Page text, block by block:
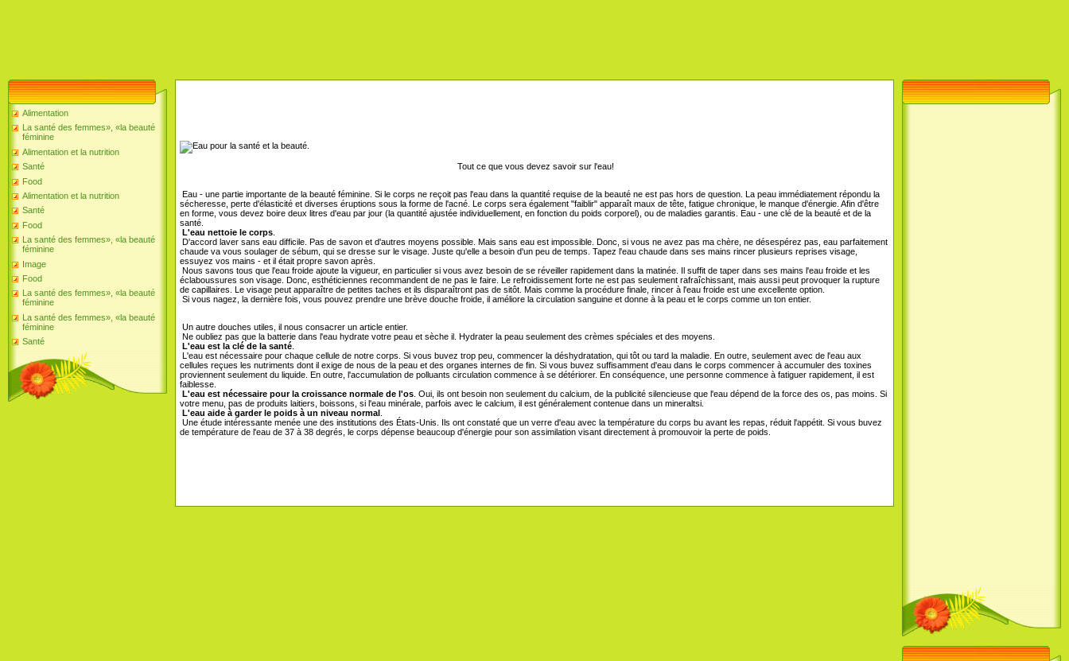
Alimentation
La santé des femmes», «la beauté
féminine
Alimentation et la nutrition
Santé
Food
Alimentation et la nutrition
Santé
Food
La santé des femmes», «la beauté
féminine
Image
Food
La santé des femmes», «la beauté
féminine
La santé des femmes», «la beauté
féminine
Santé
Tout ce que vous devez savoir sur l'eau!
Eau - une partie importante de la beauté féminine. Si le corps ne reçoit pas l'eau dans la quantité requise de la beauté ne est pas hors de question. La peau immédiatement répondu la
sécheresse, perte d'élasticité et diverses éruptions sous la forme de l'acné. Le corps sera également "faiblir" apparaît maux de tête, fatigue chronique, le manque d'énergie. Afin d'être
en forme, vous devez boire deux litres d'eau par jour (la quantité ajustée individuellement, en fonction du poids corporel), ou de maladies garantis. Eau - une clé de la beauté et de la
santé.
L'eau nettoie le corps
D'accord laver sans eau difficile. Pas de savon et d'autres moyens possible. Mais sans eau est impossible. Donc, si vous ne avez pas ma chère, ne désespérez pas, eau parfaitement
chaude va vous soulager de sébum, qui se dresse sur le visage. Juste qu'elle a besoin d'un peu de temps. Tapez l'eau chaude dans ses mains rincer plusieurs reprises visage,
essuyez vos mains - et il était propre savon après.
Nous savons tous que l'eau froide ajoute la vigueur, en particulier si vous avez besoin de se réveiller rapidement dans la matinée. Il suffit de taper dans ses mains l'eau froide et les
éclaboussures son visage. Donc, esthéticiennes recommandent de ne pas le faire. Le refroidissement forte ne est pas seulement rafraîchissant, mais aussi peut provoquer la rupture
de capillaires. Le visage peut apparaître de petites taches et ils disparaîtront pas de sitôt. Mais comme la procédure finale, rincer à l'eau froide est une excellente option.
Si vous nagez, la dernière fois, vous pouvez prendre une brève douche froide, il améliore la circulation sanguine et donne à la peau et le corps comme un ton entier.
Un autre douches utiles, il nous consacrer un article entier.
Ne oubliez pas que la batterie dans l'eau hydrate votre peau et sèche il. Hydrater la peau seulement des crèmes spéciales et des moyens.
L'eau est la clé de la santé
L'eau est nécessaire pour chaque cellule de notre corps. Si vous buvez trop peu, commencer la déshydratation, qui tôt ou tard la maladie. En outre, seulement avec de l'eau aux
cellules reçues les nutriments dont il exige de nous de la peau et des organes internes de fin. Si vous buvez suffisamment d'eau dans le corps commencer à accumuler des toxines
proviennent seulement du liquide. En outre, l'accumulation de polluants circulation commence à se détériorer. En conséquence, une personne commence à fatiguer rapidement, il est
faiblesse.
L'eau est nécessaire pour la croissance normale de l'os . Oui, ils ont besoin non seulement du calcium, de la publicité silencieuse que l'eau dépend de la force des os, pas moins. Si
votre menu, pas de produits laitiers, boissons, si l'eau minérale, parfois avec le calcium, il est généralement contenue dans un mineraltsi.
L'eau aide à garder le poids à un niveau normal
Une étude intéressante menée une des institutions des États-Unis. Ils ont constaté que un verre d'eau avec la température du corps bu avant les repas, réduit l'appétit. Si vous buvez
de température de l'eau de 37 à 38 degrés, le corps dépense beaucoup d'énergie pour son assimilation visant directement à promouvoir la perte de poids.